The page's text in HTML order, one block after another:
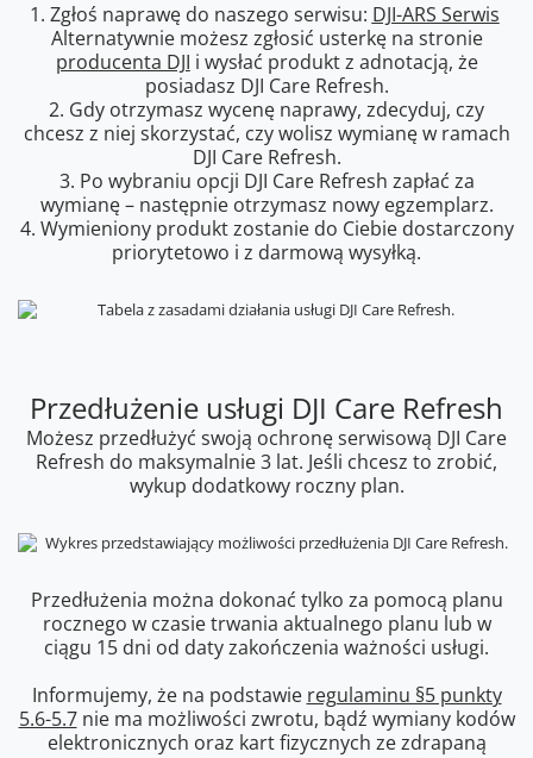
1. Zgłoś naprawę do naszego serwisu: DJI-ARS Serwis
Alternatywnie możesz zgłosić usterkę na stronie
producenta DJI i wysłać produkt z adnotacją, że
posiadasz DJI Care Refresh.
2. Gdy otrzymasz wycenę naprawy, zdecyduj, czy
chcesz z niej skorzystać, czy wolisz wymianę w ramach
DJI Care Refresh.
3. Po wybraniu opcji DJI Care Refresh zapłać za
wymianę – następnie otrzymasz nowy egzemplarz.
4. Wymieniony produkt zostanie do Ciebie dostarczony
priorytetowo i z darmową wysyłką.
Przedłużenie usługi DJI Care Refresh
Możesz przedłużyć swoją ochronę serwisową DJI Care
Refresh do maksymalnie 3 lat. Jeśli chcesz to zrobić,
wykup dodatkowy roczny plan.
Przedłużenia można dokonać tylko za pomocą planu
rocznego w czasie trwania aktualnego planu lub w
ciągu 15 dni od daty zakończenia ważności usługi.
Informujemy, że na podstawie regulaminu §5 punkty
5.6-5.7nie ma możliwości zwrotu, bądź wymiany kodów
elektronicznych oraz kart fizycznych ze zdrapaną